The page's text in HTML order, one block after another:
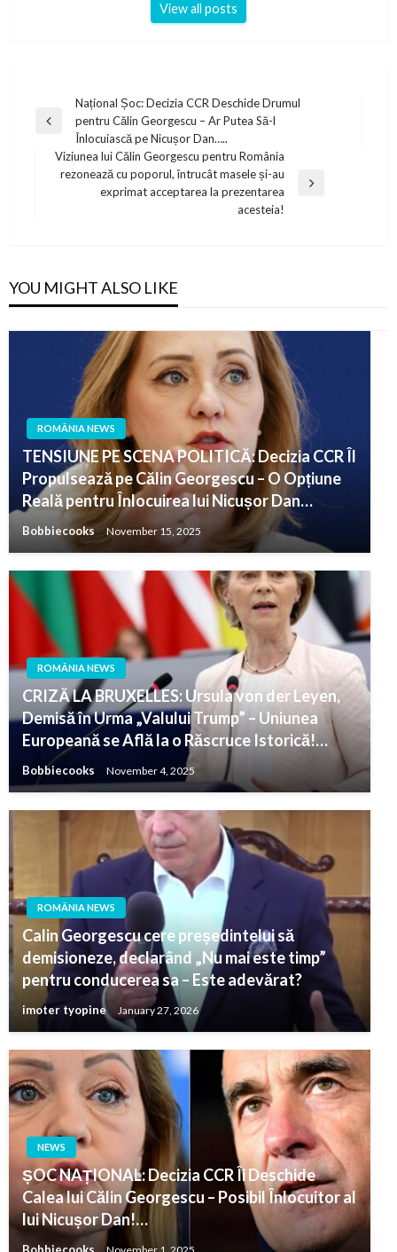
View all posts
navigation
Previous
Național Șoc: Decizia CCR Deschide Drumul
pentru Călin Georgescu – Ar Putea Să-l
Înlocuiască pe Nicușor Dan…..
Viziunea lui Călin Georgescu pentru România
rezonează cu poporul, întrucât masele și-au
exprimat acceptarea la prezentarea
acesteia!
YOU MIGHT ALSO LIKE
ROMÂNIA NEWS
TENSIUNE PE SCENA POLITICĂ: Decizia CCR Îl
Propulsează pe Călin Georgescu – O Opțiune
Reală pentru Înlocuirea lui Nicușor Dan…
Bobbiecooks November 15, 2025
ROMÂNIA NEWS
CRIZĂ LA BRUXELLES: Ursula von der Leyen,
Demisă în Urma „Valului Trump” – Uniunea
Europeană se Află la o Răscruce Istorică!…
Bobbiecooks November 4, 2025
ROMÂNIA NEWS
Calin Georgescu cere președintelui să
demisioneze, declarând „Nu mai este timp”
pentru conducerea sa – Este adevărat?
imoter tyopine January 27, 2026
NEWS
ȘOC NAȚIONAL: Decizia CCR Îi Deschide
Calea lui Călin Georgescu – Posibil Înlocuitor al
lui Nicușor Dan!…